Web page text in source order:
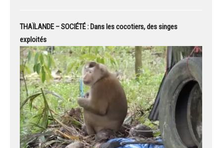
THAÏLANDE – SOCIÉTÉ : Dans les cocotiers, des singes
exploités